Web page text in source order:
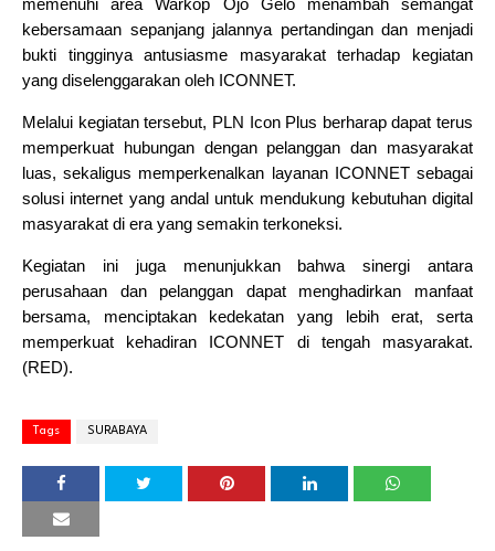
memenuhi area Warkop Ojo Gelo menambah semangat
kebersamaan sepanjang jalannya pertandingan dan menjadi
bukti tingginya antusiasme masyarakat terhadap kegiatan
yang diselenggarakan oleh ICONNET.
Melalui kegiatan tersebut, PLN Icon Plus berharap dapat terus
memperkuat hubungan dengan pelanggan dan masyarakat
luas, sekaligus memperkenalkan layanan ICONNET sebagai
solusi internet yang andal untuk mendukung kebutuhan digital
masyarakat di era yang semakin terkoneksi.
Kegiatan ini juga menunjukkan bahwa sinergi antara
perusahaan dan pelanggan dapat menghadirkan manfaat
bersama, menciptakan kedekatan yang lebih erat, serta
memperkuat kehadiran ICONNET di tengah masyarakat.
(RED).
Tags SURABAYA